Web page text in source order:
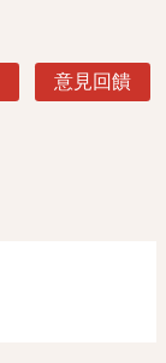
意見回饋